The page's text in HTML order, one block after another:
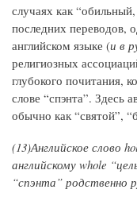
случаях как
последних переводов,
английском языке (и в
религиозных
глубокого почитания,
слове “спэнта”. Здесь
обычно как “святой”,
(13)Английское слово
английскому whole
“спэнта” родственно